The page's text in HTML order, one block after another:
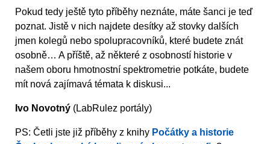
Pokud tedy ještě tyto příběhy neznáte, máte šanci je teď
poznat. Jistě v nich najdete desítky až stovky dalších
jmen kolegů nebo spolupracovníků, které budete znát
osobně… A příště, až některé z osobností historie v
našem oboru hmotnostní spektrometrie potkáte, budete
mít nová zajímavá témata k diskusi...
Ivo Novotný (LabRulez portály)
PS: Četli jste již příběhy z knihy Počátky a historie